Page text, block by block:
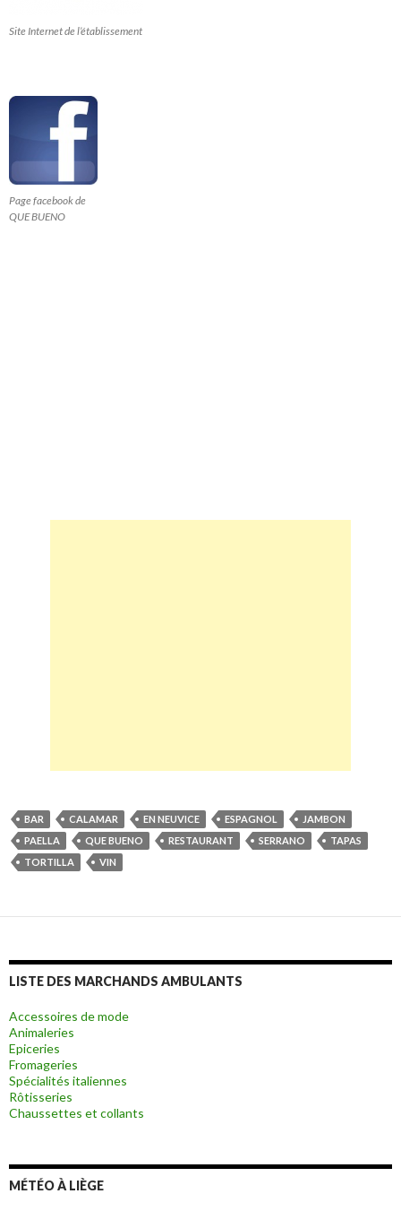
Site Internet de l’établissement
Page facebook de
QUE BUENO
BAR CALAMAR EN NEUVICE ESPAGNOL
JAMBON
PAELLA
QUE BUENO RESTAURANT SERRANO
TAPAS
TORTILLA
VIN
LISTE DES MARCHANDS AMBULANTS
Accessoires de mode
Animaleries
Epiceries
Fromageries
Spécialités italiennes
Rôtisseries
Chaussettes et collants
MÉTÉO À LIÈGE